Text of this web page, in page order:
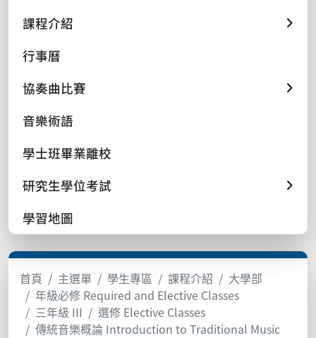
課程介紹
行事曆
協奏曲比賽
音樂術語
學士班畢業離校
研究生學位考試
學習地圖
首頁 主選單 學生專區 課程介紹
大學部
年級必修 Required and Elective Classes
三年級 III
選修 Elective Classes
傳統音樂概論 Introduction to Traditional Music